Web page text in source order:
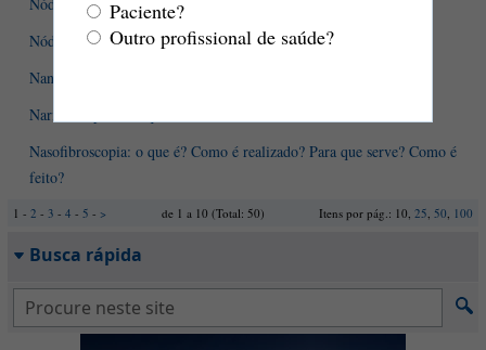
Paciente?
Outro profissional de saúde?
Nódulos tireoidianos
Nanismo: o que é? Quais são as causas? Como evolui?
Nariz entupido - o que fazer?
Nasofibroscopia: o que é? Como é realizado? Para que serve? Como é
feito?
Itens por pág.: 10, 25, 50, 100
1 - 2 - 3 - 4 - 5 - > de 1 a 10 (Total: 50)
Busca rápida